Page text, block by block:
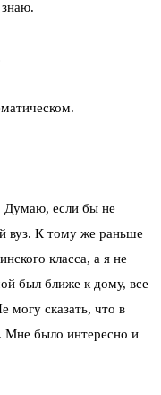
Думаю, если бы не
вуз. К тому же раньше
класса, а я не
был ближе к дому, все
могу сказать, что в
Мне было интересно и